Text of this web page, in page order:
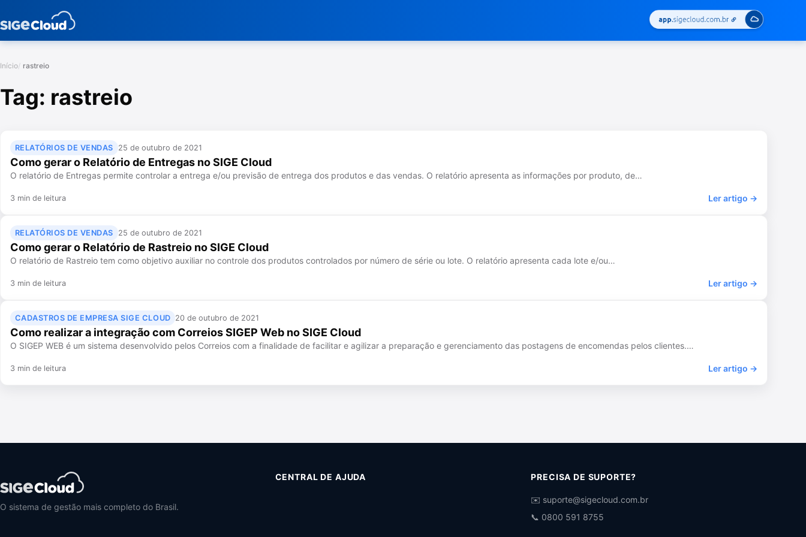
Início rastreio
Tag: rastreio
RELATÓRIOS DE VENDAS 25 de outubro de 2021
Como gerar o Relatório de Entregas no SIGE Cloud
O relatório de Entregas permite controlar a entrega e/ou previsão de entrega dos produtos e das vendas. O relatório apresenta as informações por produto, de…
3 min de leitura Ler artigo →
RELATÓRIOS DE VENDAS 25 de outubro de 2021
Como gerar o Relatório de Rastreio no SIGE Cloud
O relatório de Rastreio tem como objetivo auxiliar no controle dos produtos controlados por número de série ou lote. O relatório apresenta cada lote e/ou…
3 min de leitura Ler artigo →
CADASTROS DE EMPRESA SIGE CLOUD 20 de outubro de 2021
Como realizar a integração com Correios SIGEP Web no SIGE Cloud
O SIGEP WEB é um sistema desenvolvido pelos Correios com a finalidade de facilitar e agilizar a preparação e gerenciamento das postagens de encomendas pelos clientes.…
3 min de leitura Ler artigo →
O sistema de gestão mais completo do Brasil.
CENTRAL DE AJUDA PRECISA DE SUPORTE?
✉️ suporte@sigecloud.com.br
📞 0800 591 8755